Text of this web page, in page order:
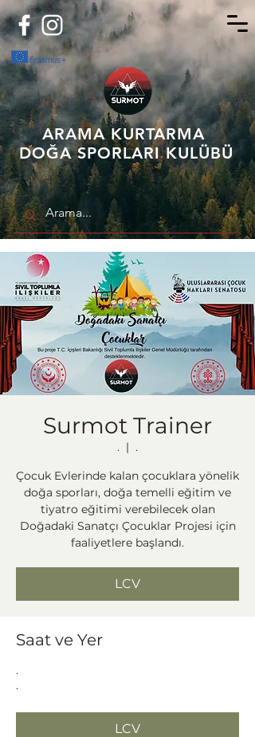
ARAMA KURTARMA
DOĞA SPORLARI KULÜBÜ
Surmot Trainer
.
  |
.
Çocuk Evlerinde kalan çocuklara yönelik
doğa sporları, doğa temelli eğitim ve
tiyatro eğitimi verebilecek olan
Doğadaki Sanatçı Çocuklar Projesi için
faaliyetlere başlandı.
LCV
Saat ve Yer
.
.
LCV